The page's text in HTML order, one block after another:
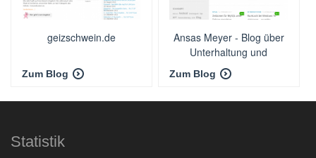
geizschwein.de
Zum Blog
Ansas Meyer - Blog über
Unterhaltung und
Programmierung
Zum Blog
Statistik